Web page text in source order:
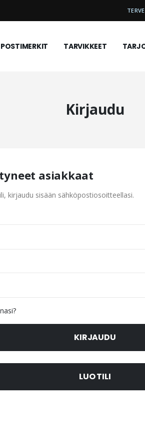
TARVIKKEET
Kirjaudu
asiakkaat
kirjaudu sisään sähköpostiosoitteellasi.
KIRJAUDU
LUO TILI